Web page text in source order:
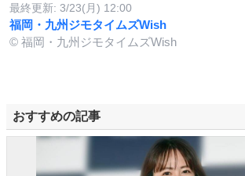
最終更新: 3/23(月) 12:00
福岡・九州ジモタイムズWish
© 福岡・九州ジモタイムズWish
おすすめの記事